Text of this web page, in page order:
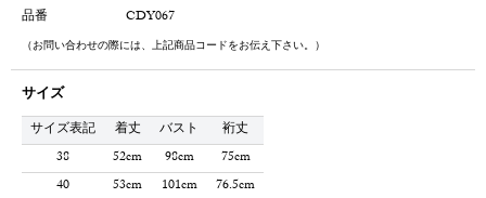
品番
CDY067
（お問い合わせの際には、上記商品コードをお伝え下さい。）
サイズ
サイズ表記 着丈 バスト
裄丈
38
52cm 98cm
75cm
40
53cm 101cm 76.5cm